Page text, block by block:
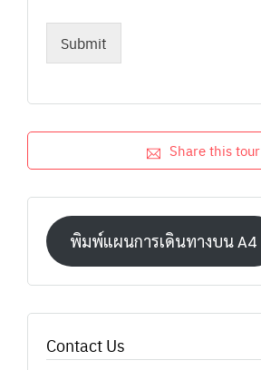
Submit
Share this tour
พิมพ์แผนการเดินทางบน A4
Contact Us